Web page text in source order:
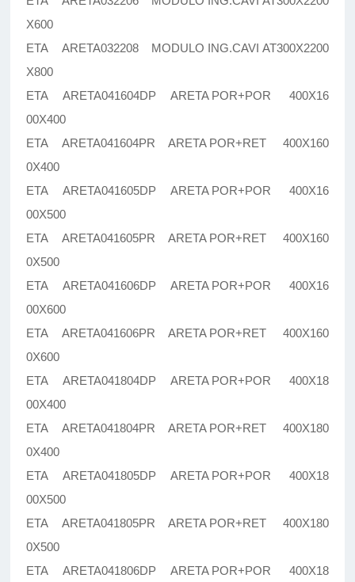
X600
ETA ARETA032208 MODULO ING.CAVI AT300X2200
X800
ETA ARETA041604DP ARETA POR+POR 400X16
00X400
ETA ARETA041604PR ARETA POR+RET 400X160
0X400
ETA ARETA041605DP ARETA POR+POR 400X16
00X500
ETA ARETA041605PR ARETA POR+RET 400X160
0X500
ETA ARETA041606DP ARETA POR+POR 400X16
00X600
ETA ARETA041606PR ARETA POR+RET 400X160
0X600
ETA ARETA041804DP ARETA POR+POR 400X18
00X400
ETA ARETA041804PR ARETA POR+RET 400X180
0X400
ETA ARETA041805DP ARETA POR+POR 400X18
00X500
ETA ARETA041805PR ARETA POR+RET 400X180
0X500
ETA ARETA041806DP ARETA POR+POR 400X18